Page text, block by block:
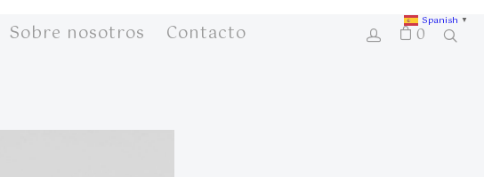
Sobre nosotros Contacto 0
Spanish ▼